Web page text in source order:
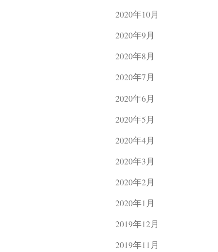
2020年10月
2020年9月
2020年8月
2020年7月
2020年6月
2020年5月
2020年4月
2020年3月
2020年2月
2020年1月
2019年12月
2019年11月